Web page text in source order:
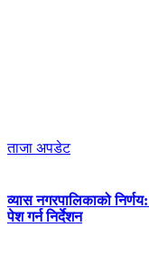
ताजा अपडेट
व्यास नगरपालिकाको
पेश गर्न निर्देशन